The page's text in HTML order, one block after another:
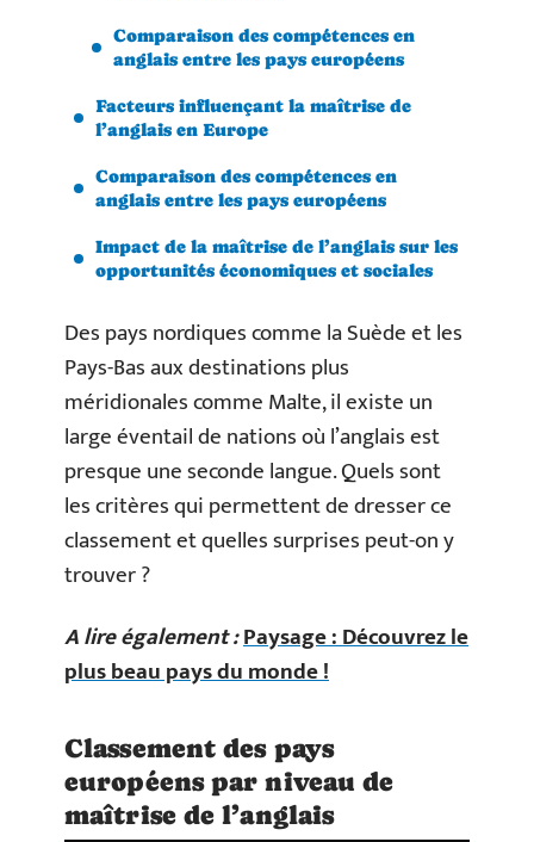
Comparaison des compétences en
anglais entre les pays européens
Facteurs influençant la maîtrise de
l’anglais en Europe
Comparaison des compétences en
anglais entre les pays européens
Impact de la maîtrise de l’anglais sur les
opportunités économiques et sociales
Des pays nordiques comme la Suède et les
Pays-Bas aux destinations plus
méridionales comme Malte, il existe un
large éventail de nations où l’anglais est
presque une seconde langue. Quels sont
les critères qui permettent de dresser ce
classement et quelles surprises peut-on y
trouver ?
A lire également :Paysage : Découvrez le
plus beau pays du monde !
Classement des pays
européens par niveau de
maîtrise de l’anglais